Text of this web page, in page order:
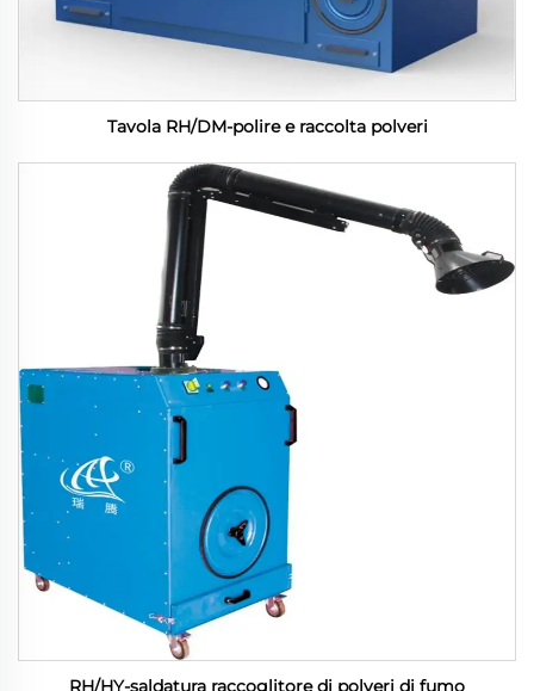
Tavola RH/DM-polire e raccolta polveri